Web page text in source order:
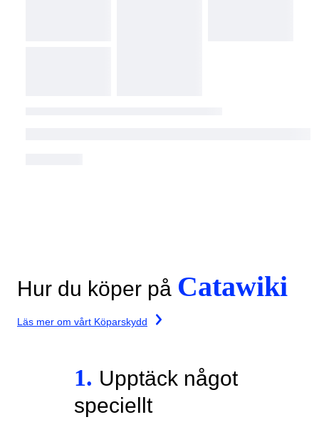
Hur du köper på Catawiki
Läs mer om vårt Köparskydd
1. Upptäck något
speciellt